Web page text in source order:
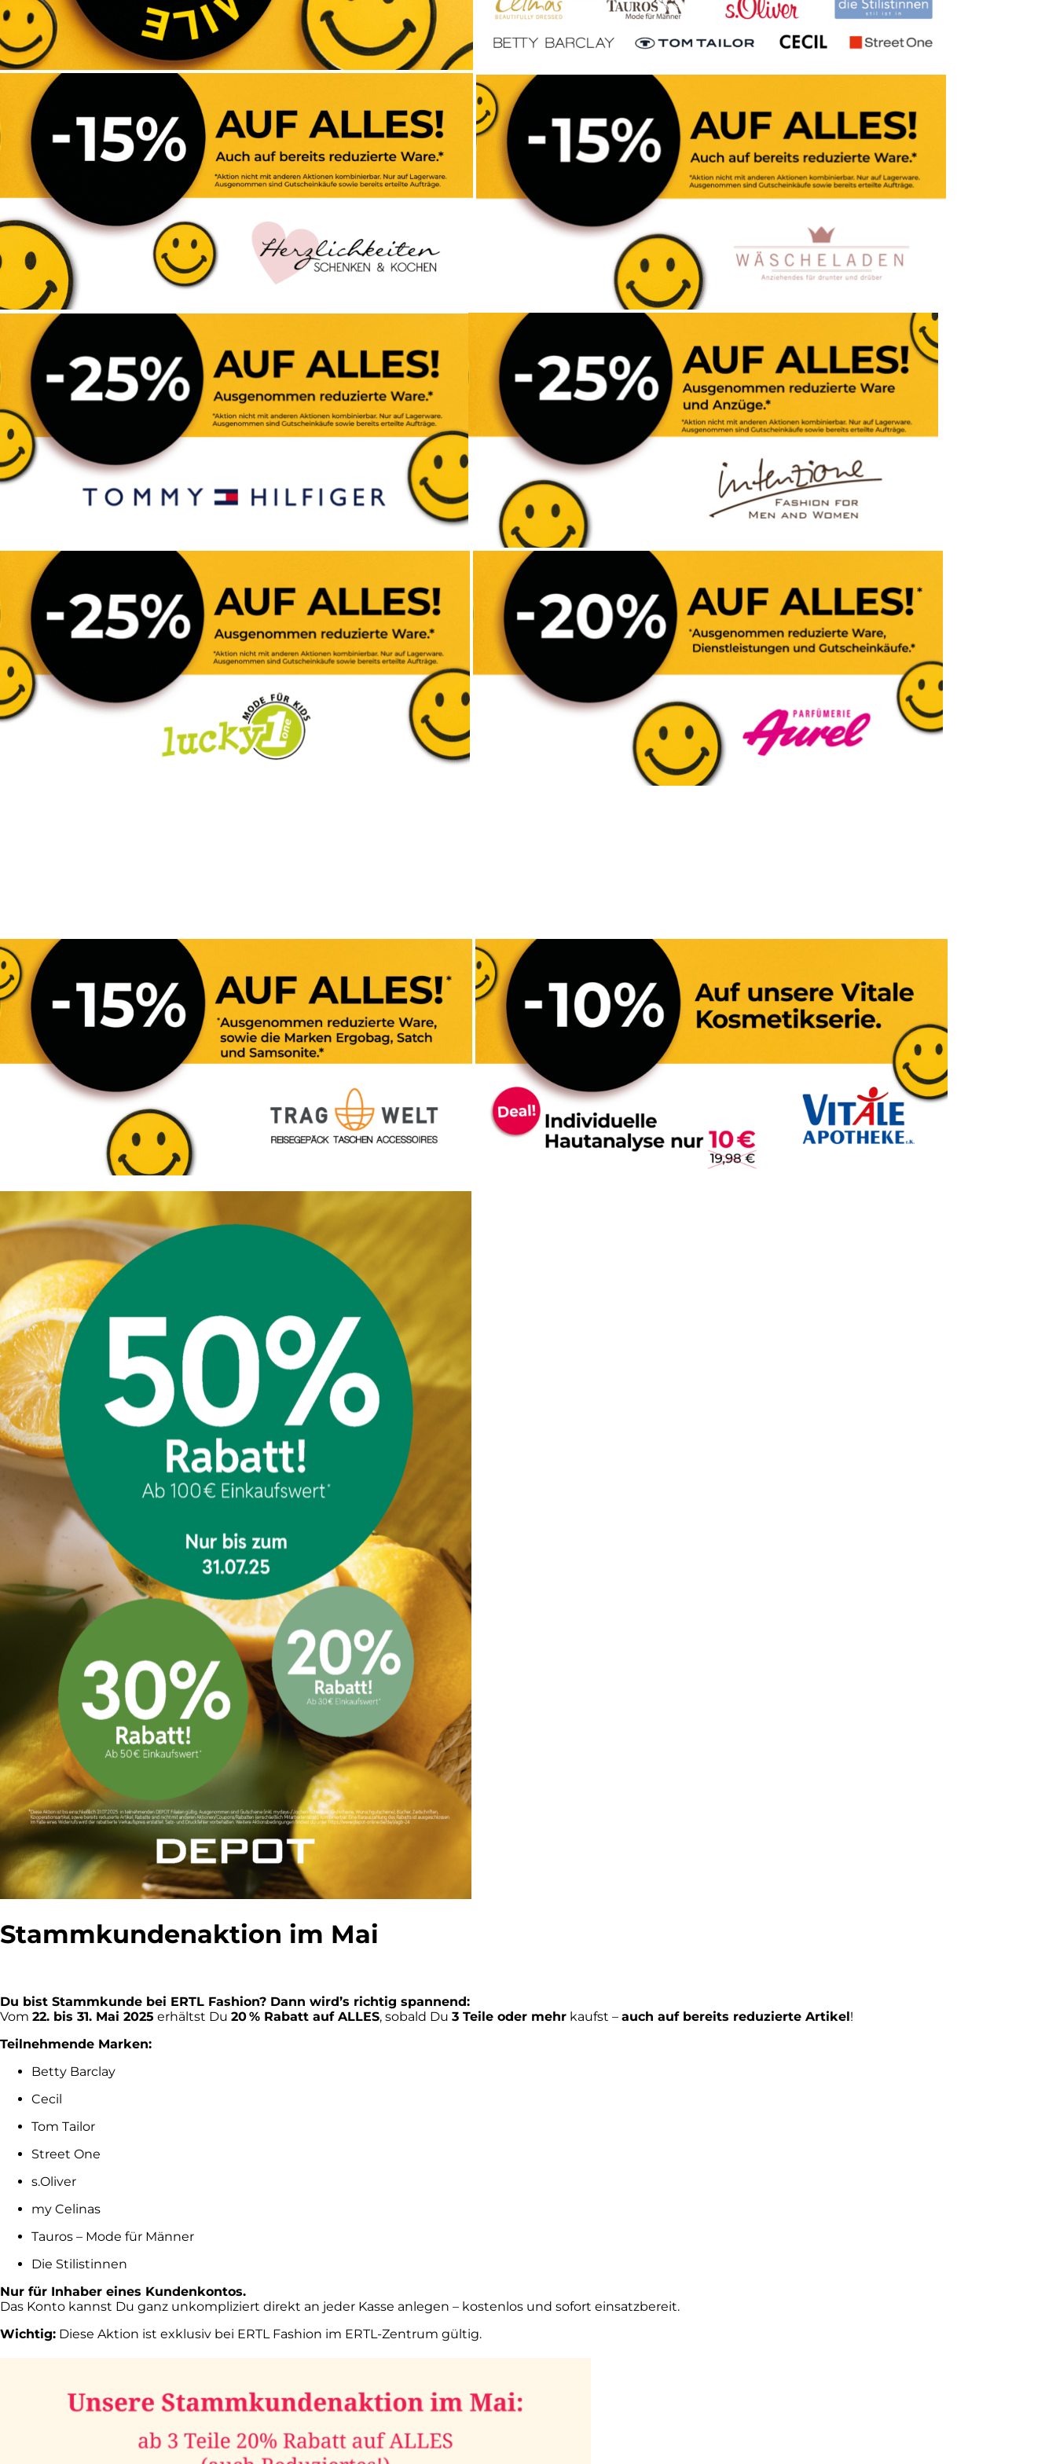
Stammkundenaktion im Mai
Du bist Stammkunde bei ERTL Fashion? Dann wird’s richtig spannend:
Vom 22. bis 31. Mai 2025 erhältst Du 20 % Rabatt auf ALLES, sobald Du 3 Teile oder mehr kaufst – auch auf bereits reduzierte Artikel!
Teilnehmende Marken:
Betty Barclay
Cecil
Tom Tailor
Street One
s.Oliver
my Celinas
Tauros – Mode für Männer
Die Stilistinnen
Nur für Inhaber eines Kundenkontos.
Das Konto kannst Du ganz unkompliziert direkt an jeder Kasse anlegen – kostenlos und sofort einsatzbereit.
Wichtig: Diese Aktion ist exklusiv bei ERTL Fashion im ERTL-Zentrum gültig.